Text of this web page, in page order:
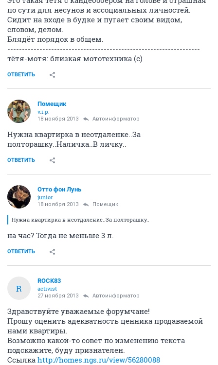
по сути для несунов и ассоциальных личностей.
Сидит на входе в будке и пугает своим видом,
словом, делом.
Блядёт порядок в общем.
------------------------------------------------------------------
тётя-мотя: близкая мототехника (с)
ОТВЕТИТЬ
Помещик
v.i.p.
18 ноября 2013 Автоинформатор
Нужна квартирка в неотдаленке..За
полторашку..Наличка..В личку..
ОТВЕТИТЬ
Oтто фон Лунь
junior
18 ноября 2013 Помещик
Нужна квартирка в неотдаленке..За полторашку..
на час? Тогда не меньше 3 л.
ОТВЕТИТЬ
R
ROCK83
activist
27 ноября 2013 Автоинформатор
Здравствуйте уважаемые форумчане!
Прошу оценить адекватность ценника продаваемой
нами квартиры.
Возможно какой-то совет по изменению текста
подскажите, буду признателен.
Ссылка http://homes.ngs.ru/view/56280088